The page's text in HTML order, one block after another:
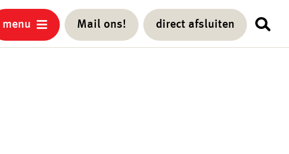
menu Mail ons! direct afsluiten